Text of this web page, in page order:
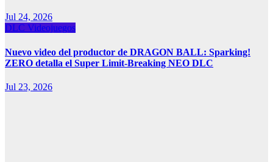
Jul 24, 2026
DLC Videojuegos
Nuevo video del productor de DRAGON BALL: Sparking!
ZERO detalla el Super Limit-Breaking NEO DLC
Jul 23, 2026